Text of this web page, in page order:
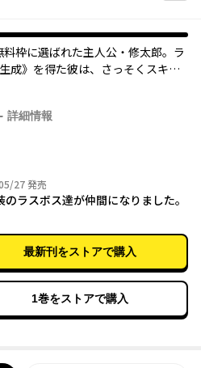
枠に選ばれた主人公・修太郎。ラ
成》を得た彼は、さっそくスキル
いた。そしてそこにいたのは、6つ
ち…。ひょんなことから彼らを従
スゲームと化したeternityからの
詳細情報
272026年05月27日
発売
のラスボス達が仲間になりました。
最新刊をストアで購入
1巻をストアで購入